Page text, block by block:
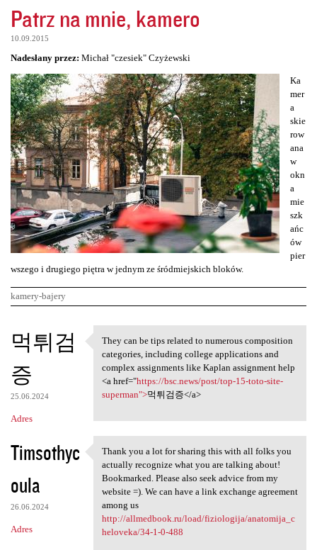
Patrz na mnie, kamero
10.09.2015
Nadesłany przez: Michał "czesiek" Czyżewski
Ka
mer
a
skie
row
ana
w
okn
a
mie
szk
ańc
ów
pier
wszego i drugiego piętra w jednym ze śródmiejskich bloków.
kamery-bajery
K
o
m
e
n
a
z
e
먹튀검
증
25.06.2024
Adres
They can be tips related to
They can be tips related to numerous composition
categories, including college applications and
complex assignments like Kaplan assignment help
<a href="https://bsc.news/post/top-15-toto-site-
superman">먹튀검증</a>
Timsothyc
oula
26.06.2024
Adres
Thank you a lot for sharing
Thank you a lot for sharing this with all folks you
actually recognize what you are talking about!
Bookmarked. Please also seek advice from my
website =). We can have a link exchange agreement
among us
http://allmedbook.ru/load/fiziologija/anatomija_c
heloveka/34-1-0-488